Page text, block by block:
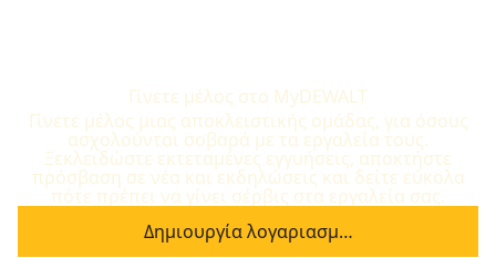
Γίνετε μέλος στο MyDEWALT
Γίνετε μέλος μιας αποκλειστικής ομάδας, για όσους
ασχολούνται σοβαρά με τα εργαλεία τους.
Ξεκλειδώστε εκτεταμένες εγγυήσεις, αποκτήστε
πρόσβαση σε νέα και εκδηλώσεις και δείτε εύκολα
πότε πρέπει να γίνει σέρβις στα εργαλεία σας.
Δημιουργία λογαριασμ…